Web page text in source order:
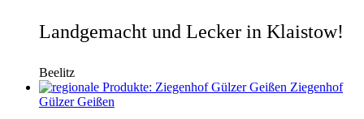
Landgemacht und Lecker in Klaistow!
Beelitz
Ziegenhof
Gülzer Geißen